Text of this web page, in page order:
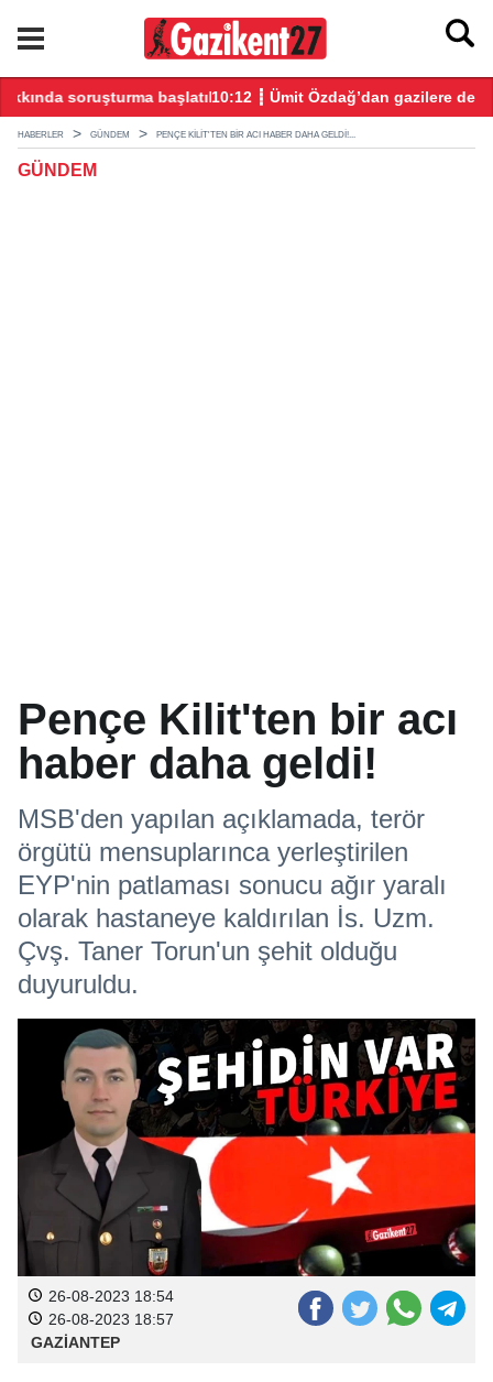
10:12 ┋ Ümit Özdağ’dan gazilere destek: Türkiye bu sorunu
HABERLER GÜNDEM PENÇE KILIT'TEN BIR ACI HABER DAHA GELDI!...
GÜNDEM
Pençe Kilit'ten bir acı
haber daha geldi!
MSB'den yapılan açıklamada, terör
örgütü mensuplarınca yerleştirilen
EYP'nin patlaması sonucu ağır yaralı
olarak hastaneye kaldırılan İs. Uzm.
Çvş. Taner Torun'un şehit olduğu
duyuruldu.
26-08-2023 18:54
26-08-2023 18:57
GAZİANTEP